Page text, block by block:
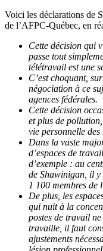
Voici les déclarations de
de l’AFPC-Québec, en
Cette décision qui
passe tout
télétravail est une
C’est choquant,
négociation à ce
agences fédérales.
Cette décision
et plus de
vie personnelle des
Dans la vaste
d’espaces de
d’exemple : au
de Shawinigan, il y
1 100 membres de
De plus, les
qui nuit à la
postes de travail
travaille, il faut
ajustements